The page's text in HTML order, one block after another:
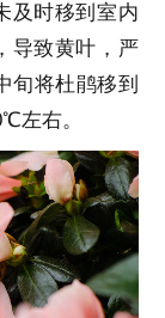
及时移到室内
导致黄叶，严
旬将杜鹃移到
左右。